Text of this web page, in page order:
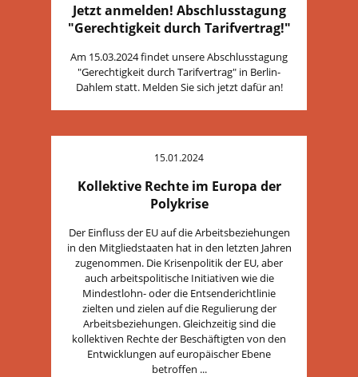
Jetzt anmelden! Abschlusstagung
"Gerechtigkeit durch Tarifvertrag!"
Am 15.03.2024 findet unsere Abschlusstagung
"Gerechtigkeit durch Tarifvertrag" in Berlin-
Dahlem statt. Melden Sie sich jetzt dafür an!
15.01.2024
Kollektive Rechte im Europa der
Polykrise
Der Einfluss der EU auf die Arbeitsbeziehungen
in den Mitgliedstaaten hat in den letzten Jahren
zugenommen. Die Krisenpolitik der EU, aber
auch arbeitspolitische Initiativen wie die
Mindestlohn- oder die Entsenderichtlinie
zielten und zielen auf die Regulierung der
Arbeitsbeziehungen. Gleichzeitig sind die
kollektiven Rechte der Beschäftigten von den
Entwicklungen auf europäischer Ebene
betroffen ...